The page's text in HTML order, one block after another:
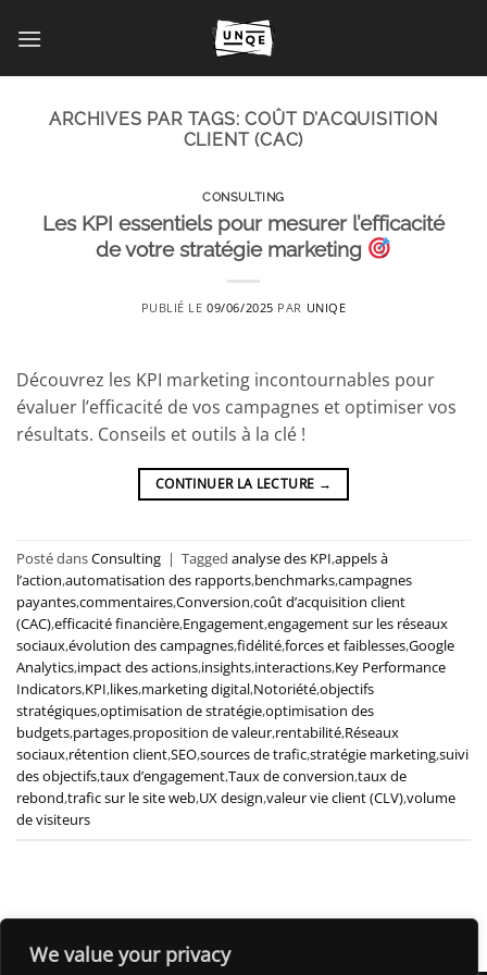
We value your privacy
au
ARCHIVES PAR TAGS:COÛT D’ACQUISITION
CLIENT (CAC)
CONSULTING
Les KPI essentiels pour mesurer l’efficacité
de votre stratégie marketing
PUBLIÉ LE09/06/2025 PAR UNIQE
Découvrez les KPI marketing incontournables pour
évaluer l’efficacité de vos campagnes et optimiser vos
résultats. Conseils et outils à la clé !
CONTINUER LA LECTURE →
Posté dansConsulting | Tagged analyse des KPI,appels à
l’action,automatisation des rapports,benchmarks,campagnes
payantes,commentaires,Conversion,coût d’acquisition client
(CAC),efficacité financière,Engagement,engagement sur les réseaux
sociaux,évolution des campagnes,fidélité,forces et faiblesses,Google
Analytics,impact des actions,insights,interactions,Key Performance
Indicators,KPI,likes,marketing digital,Notoriété,objectifs
stratégiques,optimisation de stratégie,optimisation des
budgets,partages,proposition de valeur,rentabilité,Réseaux
sociaux,rétention client,SEO,sources de trafic,stratégie marketing,suivi
des objectifs,taux d’engagement,Taux de conversion,taux de
rebond,trafic sur le site web,UX design,valeur vie client (CLV),volume
de visiteurs